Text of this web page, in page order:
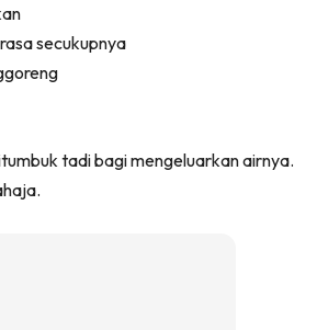
secukupnya
tadi bagi mengeluarkan airnya.